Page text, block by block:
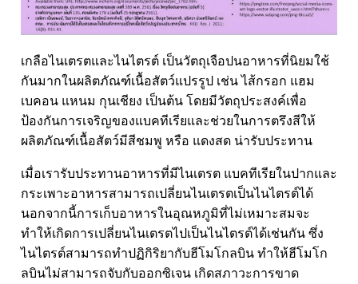
เกลือไนเตรตและไนไตรต์ เป็นวัตถุเจือปนอาหารที่นิยมใช้
กันมากในผลิตภัณฑ์เนื้อสัตว์แปรรูป เช่น ไส้กรอก แฮม
เบคอน แหนม กุนเชียง เป็นต้น โดยมีวัตถุประสงค์เพื่อ
ป้องกันการเจริญของแบคทีเรียและช่วยในการตรึงสีให้
ผลิตภัณฑ์เนื้อสัตว์มีสีชมพู หรือ แดงสด น่ารับประทาน
เมื่อเรารับประทานอาหารที่มีไนเตรต แบคทีเรียในปากและ
กระเพาะอาหารสามารถเปลี่ยนไนเตรตเป็นไนไตรต์ได้
นอกจากนี้การเก็บอาหารในอุณหภูมิที่ไม่เหมาะสมจะ
ทำให้เกิดการเปลี่ยนไนเตรตไปเป็นไนไตรต์ได้เช่นกัน ซึ่ง
ไนไตรต์สามารถทำปฏิกิริยากับฮีโมโกลบิน ทำให้ฮีโมโก
ลบินไม่สามารถจับกับออกซิเจน เกิดสภาวะการขาด